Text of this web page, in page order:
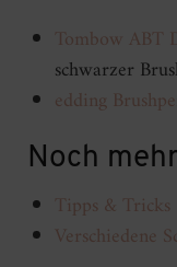
Tombow ABT
schwarzer
edding
Noch
Tipps & Tricks
Verschiedene